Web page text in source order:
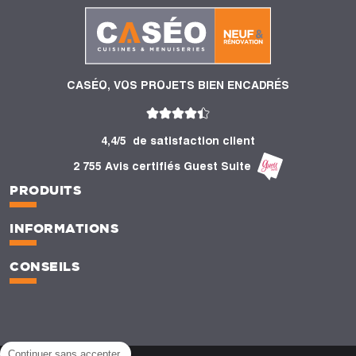
Continuer sans accepter
CASÉO, VOS PROJETS BIEN ENCADRÉS
4,4/5
de satisfaction client
2 755 Avis certifiés Guest Suite
PRODUITS
INFORMATIONS
CONSEILS